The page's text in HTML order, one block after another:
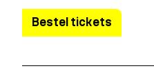
Bestel tickets